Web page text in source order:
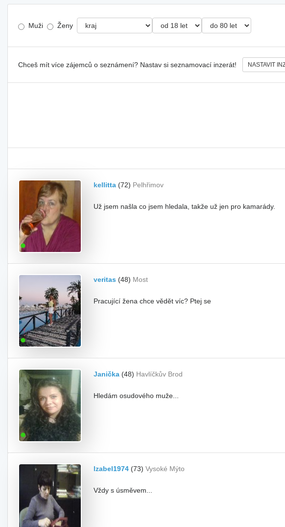
Muži Ženy
Chceš mít více zájemců o seznámení? Nastav si seznamovací inzerát! NASTAVIT
kellitta (72) Pelhřimov
Už jsem našla co jsem hledala, takže už jen pro kamarády.
veritas (48) Most
Pracující žena chce vědět víc? Ptej se
Janička (48) Havlíčkův Brod
Hledám osudového muže...
Izabel1974 (73) Vysoké Mýto
Vždy s úsměvem...